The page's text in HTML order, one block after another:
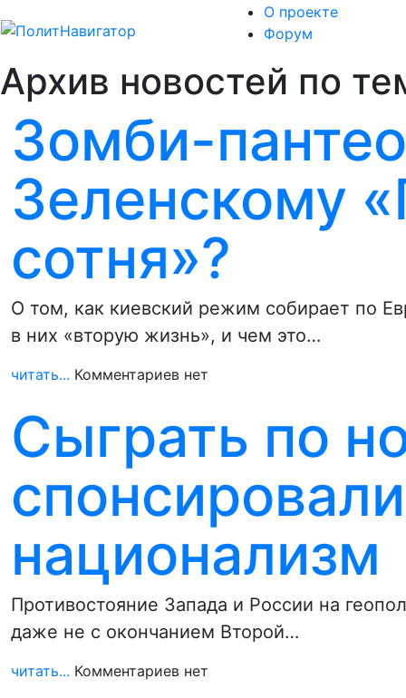
О проекте
Форум
Архив новостей по
Зомби-
Зеленскому
сотня»?
О том, как киевский режим собирает по
в них «вторую жизнь», и чем это…
читать... Комментариев нет
Сыграть по
национализм
Противостояние Запада и России на
даже не с окончанием Второй…
читать... Комментариев нет